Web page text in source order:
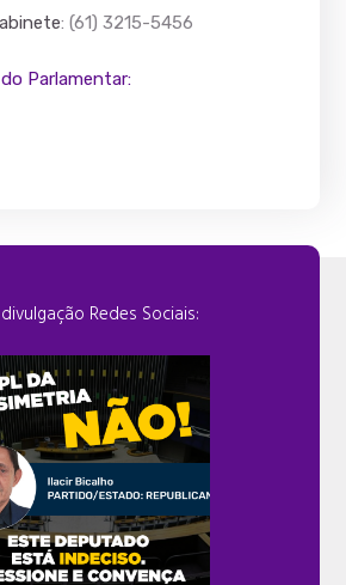
: (61) 3215-5456
Parlamentar:
Redes Sociais: